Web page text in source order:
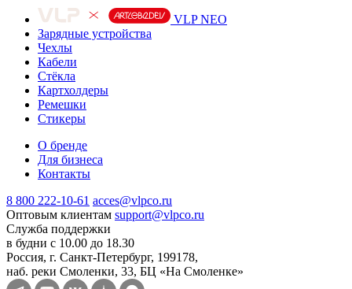
VLP NEO
Зарядные устройства
Чехлы
Кабели
Cтёкла
Картхолдеры
Ремешки
Стикеры
О бренде
Для бизнеса
Контакты
8 800 222-10-61 acces@vlpco.ru
Оптовым клиентам support@vlpco.ru
Служба поддержки
в будни с 10.00 до 18.30
Россия, г. Санкт-Петербург, 199178,
наб. реки Смоленки, 33, БЦ «На Смоленке»